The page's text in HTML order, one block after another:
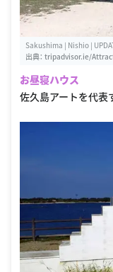
Sakushima | Nishio |
出典： tripadvisor.ie/
お昼寝ハウス
佐久島アートを代表